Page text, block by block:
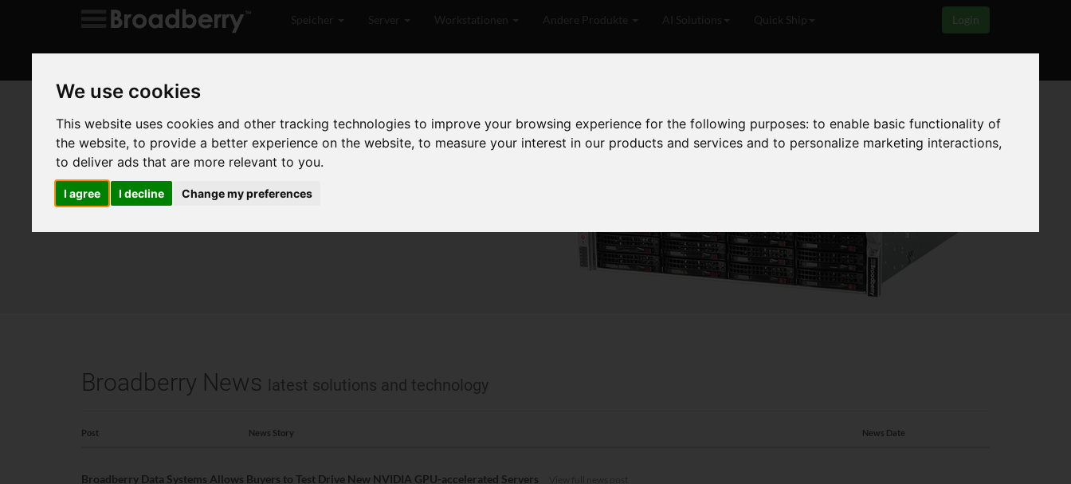
We use cookies
This website uses cookies and other tracking technologies to improve your browsing experience for the following purposes:to enable basic functionality of
the website,to provide a better experience on the website,to measure your interest in our products and services and to personalize marketing interactions,
to deliver ads that are more relevant to you.
I agree I decline Change my preferences
Speicher Server Workstationen Andere Produkte AI Solutions Quick Ship Login
Alle Bestellungen werden in Deutschland gefertigt, versandt und unterstützt
Home Blog News
Whats happening in the server and storage industry. If you have any
questions or want to know more, call us or get in
Broadberry News latest solutions and technology
Post News Story News Date
Broadberry Data Systems Allows Buyers to Test Drive New NVIDIA GPU-accelerated Servers